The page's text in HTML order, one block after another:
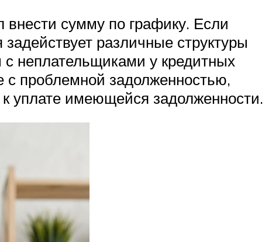
сумму по графику. Если
различные структуры
с неплательщиками у кредитных
с проблемной задолженностью,
уплате имеющейся задолженности.